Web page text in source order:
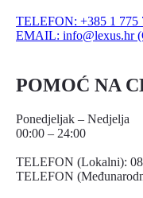
TELEFON: +385 1 775
EMAIL: info@lexus.hr
POMOĆ NA
Ponedjeljak – Nedjelja
00:00 – 24:00
TELEFON (Lokalni):
TELEFON